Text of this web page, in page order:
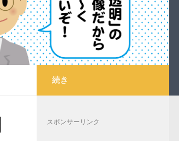
続き
スポンサーリンク